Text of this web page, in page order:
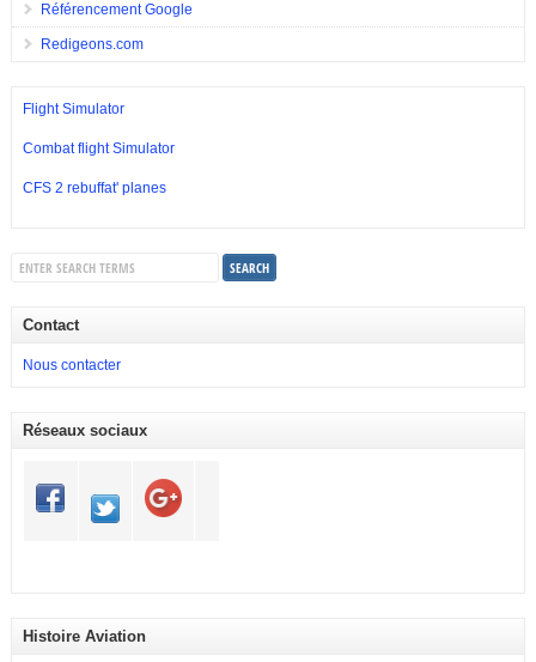
Référencement Google
Redigeons.com
Flight Simulator
Combat flight Simulator
CFS 2 rebuffat' planes
Contact
Nous contacter
Réseaux sociaux
Histoire Aviation